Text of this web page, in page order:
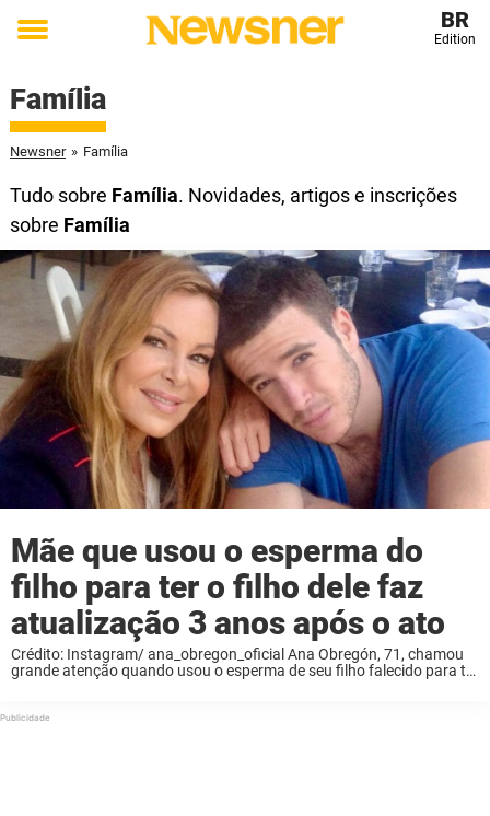
Toggle
BR
Edition
Família
Newsner » Família
Tudo sobre Família. Novidades, artigos e inscrições
sobre Família
Mãe que usou o esperma do
filho para ter o filho dele faz
atualização 3 anos após o ato
Crédito: Instagram/ ana_obregon_oficial Ana Obregón, 71, chamou
grande atenção quando usou o esperma de seu filho falecido para ter